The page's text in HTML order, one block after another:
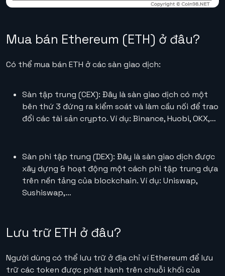
Mua bán Ethereum (ETH) ở đâu?
Có thể mua bán ETH ở các sàn giao dịch:
Sàn tập trung (CEX): Đây là sàn giao dịch có một
bên thứ 3 đứng ra kiểm soát và làm cầu nối để trao
đổi các tài sản crypto. Ví dụ: Binance, Huobi, OKX,…
Sàn phi tập trung (DEX): Đây là sàn giao dịch được
xây dựng & hoạt động một cách phi tập trung dựa
trên nền tảng của blockchain. Ví dụ: Uniswap,
Sushiswap,…
Lưu trữ ETH ở đâu?
Người dùng có thể lưu trữ ở địa chỉ ví Ethereum để lưu
trữ các token được phát hành trên chuỗi khối của